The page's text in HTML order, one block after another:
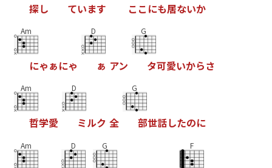
探し ています こ こ にも居ないか
Am
にゃぁにゃ
D
ぁ アン
G
タ可愛いからさ
Am
哲学愛
D
ミルク 全
G
部世話したのに
Am D G F